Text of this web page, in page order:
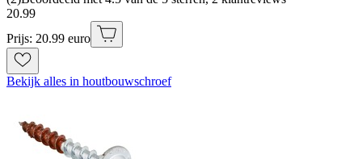
20.99
Prijs: 20.99 euro
Bekijk alles in houtbouwschroef